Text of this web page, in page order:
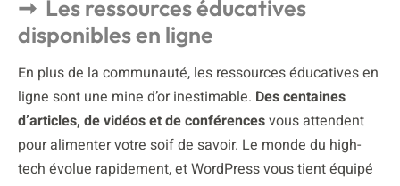
Les ressources éducatives
disponibles en ligne
En plus de la communauté, les ressources éducatives en
ligne sont une mine d’or inestimable. Des centaines
d’articles, de vidéos et de conférencesvous attendent
pour alimenter votre soif de savoir. Le monde du high-
tech évolue rapidement, et WordPress vous tient équipé